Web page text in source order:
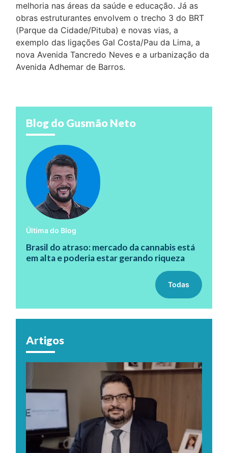
melhoria nas áreas da saúde e educação. Já as
obras estruturantes envolvem o trecho 3 do BRT
(Parque da Cidade/Pituba) e novas vias, a
exemplo das ligações Gal Costa/Pau da Lima, a
nova Avenida Tancredo Neves e a urbanização da
Avenida Adhemar de Barros.
Blog do Gusmão Neto
Última do Blog
Brasil do atraso: mercado da cannabis está
em alta e poderia estar gerando riqueza
Todas
Artigos